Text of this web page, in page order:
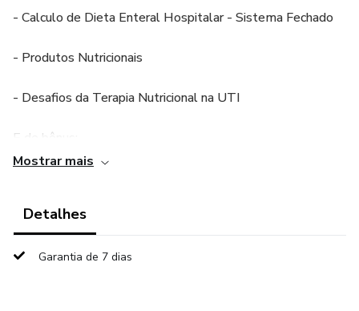
- Calculo de Dieta Enteral Hospitalar - Sistema Fechado
- Produtos Nutricionais
- Desafios da Terapia Nutricional na UTI
E de bônus:
Mostrar mais
Detalhes
Garantia de 7 dias